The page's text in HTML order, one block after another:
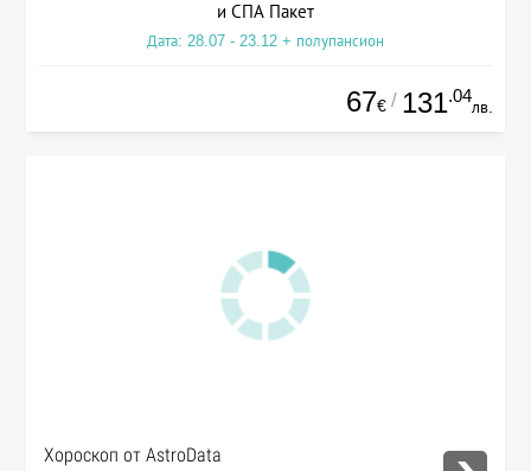
и СПА Пакет
Дата: 28.07 - 23.12 + полупансион
67€ / 131.04
лв.
Хороскоп от AstroData